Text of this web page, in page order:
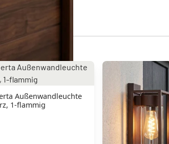
Außenwandleuchte
1-flammig